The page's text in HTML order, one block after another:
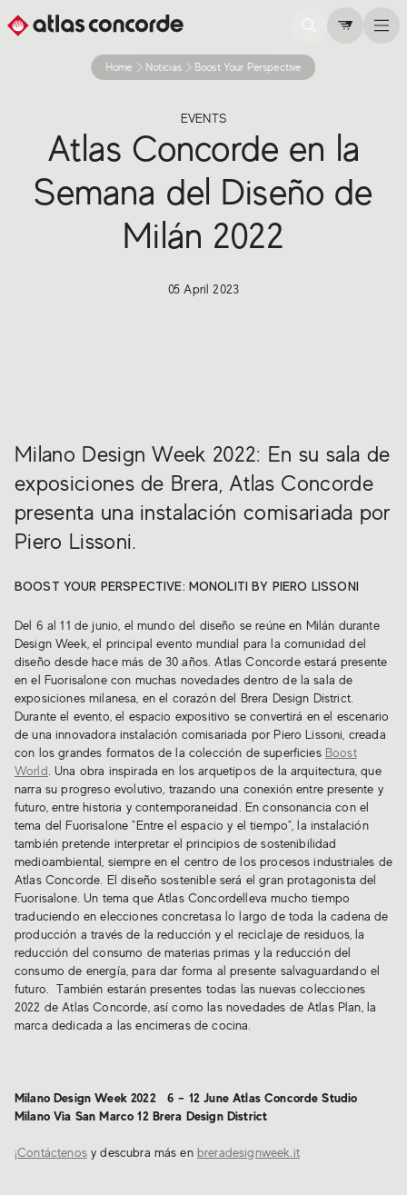
Home Noticias Boost Your Perspective
EVENTS
Atlas Concorde en la
Semana del Diseño de
Milán 2022
05 April 2023
Milano Design Week 2022: En su sala de
exposiciones de Brera, Atlas Concorde
presenta una instalación comisariada por
Piero Lissoni.
BOOST YOUR PERSPECTIVE: MONOLITI BY PIERO LISSONI
Del 6 al 11 de junio, el mundo del diseño se reúne en Milán durante
Design Week, el principal evento mundial para la comunidad del
diseño desde hace más de 30 años. Atlas Concorde estará presente
en el Fuorisalone con muchas novedades dentro de la sala de
exposiciones milanesa, en el corazón del Brera Design District.
Durante el evento, el espacio expositivo se convertirá en el escenario
de una innovadora instalación comisariada por Piero Lissoni, creada
con los grandes formatos de la colección de superficies Boost
World . Una obra inspirada en los arquetipos de la arquitectura, que
narra su progreso evolutivo, trazando una conexión entre presente y
futuro, entre historia y contemporaneidad. En consonancia con el
tema del Fuorisalone "Entre el espacio y el tiempo", la instalación
también pretende interpretar el principios de sostenibilidad
medioambiental, siempre en el centro de los procesos industriales de
Atlas Concorde. El diseño sostenible será el gran protagonista del
Fuorisalone. Un tema que Atlas Concordelleva mucho tiempo
traduciendo en elecciones concretasa lo largo de toda la cadena de
producción a través de la reducción y el reciclaje de residuos, la
reducción del consumo de materias primas y la reducción del
consumo de energía, para dar forma al presente salvaguardando el
futuro. También estarán presentes todas las nuevas colecciones
2022 de Atlas Concorde, así como las novedades de Atlas Plan, la
marca dedicada a las encimeras de cocina.
Milano Design Week 2022 6 – 12 June Atlas Concorde Studio
Milano Via San Marco 12 Brera Design District
¡Contáctenosy descubra más en breradesignweek.it